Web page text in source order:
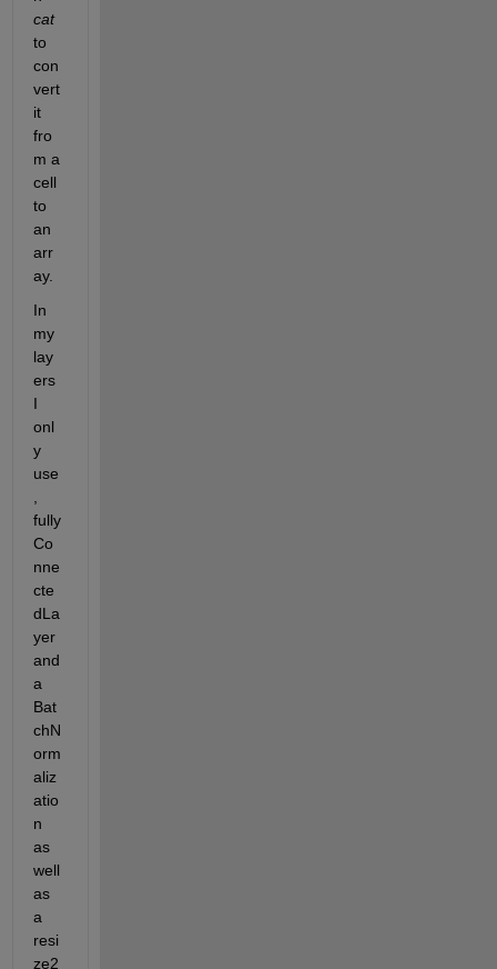
cat
to
con
vert
it
fro
m a
cell
to
an
arr
ay.
In
my
lay
ers
I
onl
y
use
fully
Co
nne
cte
dLa
yer
and
a
Bat
chN
orm
aliz
atio
n
as
well
as
a
resi
ze2